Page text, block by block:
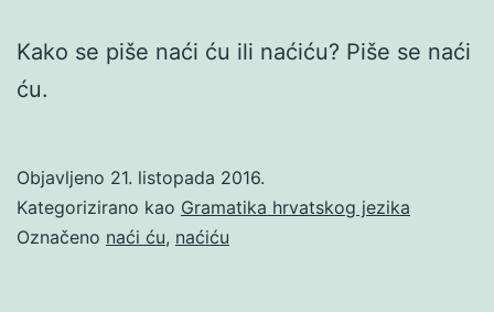
Kako se piše naći ću ili naćiću? Piše se naći
ću.
Objavljeno 21. listopada 2016.
Kategorizirano kao Gramatika hrvatskog jezika
Označeno naći ću, naćiću